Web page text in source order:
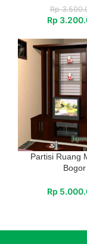
Rp
Rp
Partisi Ruang
Bogor
Rp